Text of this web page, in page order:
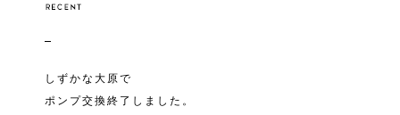
しずかな大原で
ポンプ交換終了しました。